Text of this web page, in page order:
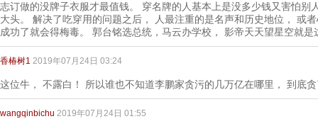
志订做的没牌子衣服才最值钱。 穿名牌的人基本上是没多少钱又害怕别
大头。 解决了吃穿用的问题之后， 人最注重的是名声和历史地位， 或
成功了就会得梅毒。 郭台铭选总统，马云办学校， 影帝天天望星空就是
香椿树1 2019年07月24日 03:24
这位牛， 不露白！ 所以谁也不知道李鹏家贪污的几万亿在哪里， 到底
wangqinbichu 2019年07月24日 01:55